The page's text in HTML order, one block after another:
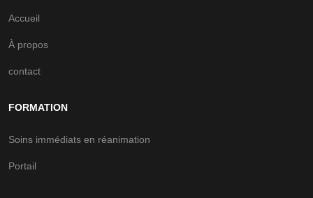
Accueil
À propos
contact
FORMATION
Soins immédiats en réanimation
Portail